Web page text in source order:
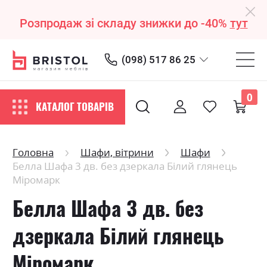
Розпродаж зі складу знижки до -40% тут
(098) 517 86 25
КАТАЛОГ ТОВАРІВ
0
Головна Шафи, вітрини
Шафи
Белла Шафа 3 дв. без дзеркала Білий глянець
Міромарк
Белла Шафа 3 дв. без
дзеркала Білий глянець